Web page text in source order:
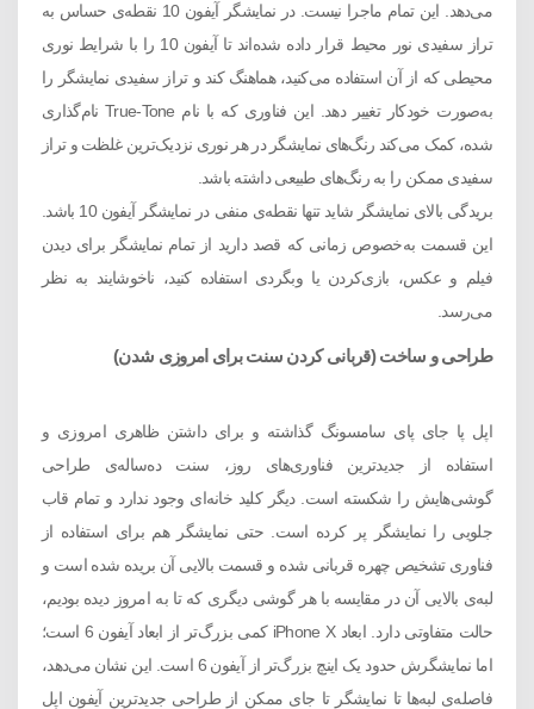
می‌دهد. این تمام ماجرا نیست. در نمایشگر آیفون 10 نقطه‌ی حساس به
تراز سفیدی نور محیط قرار داده ‌شده‌اند تا آیفون 10 را با شرایط نوری
محیطی که از آن استفاده می‌کنید، هماهنگ کند و تراز سفیدی نمایشگر را
به‌صورت خودکار تغییر دهد. این فناوری که با نام True-Tone نام‌گذاری
شده، کمک می‌کند رنگ‌های نمایشگر در هر نوری نزدیک‌ترین غلظت و تراز
سفیدی ممکن را به رنگ‌های طبیعی داشته باشد.
بریدگی بالای نمایشگر شاید تنها نقطه‌ی منفی در نمایشگر آیفون 10 باشد.
این قسمت به‌خصوص زمانی که قصد دارید از تمام نمایشگر برای دیدن
فیلم و عکس، بازی‌کردن یا وبگردی استفاده کنید، ناخوشایند به نظر
می‌رسد.
طراحی و ساخت (قربانی کردن سنت برای امروزی شدن)
اپل پا جای پای سامسونگ گذاشته و برای داشتن ظاهری امروزی و
استفاده از جدیدترین فناوری‌های روز، سنت ده‌ساله‌ی طراحی
گوشی‌هایش را شکسته است. دیگر کلید خانه‌ای وجود ندارد و تمام قاب
جلویی را نمایشگر پر کرده است. حتی نمایشگر هم برای استفاده از
فناوری تشخیص چهره قربانی شده و قسمت بالایی آن بریده ‌شده است و
لبه‌ی بالایی آن در مقایسه با هر گوشی دیگری که تا به امروز دیده بودیم،
حالت متفاوتی دارد. ابعاد iPhone X کمی بزرگ‌تر از ابعاد آیفون 6 است؛
اما نمایشگرش حدود یک اینچ بزرگ‌تر از آیفون 6 است. این نشان می‌دهد،
فاصله‌ی لبه‌ها تا نمایشگر تا جای ممکن از طراحی جدیدترین آیفون اپل